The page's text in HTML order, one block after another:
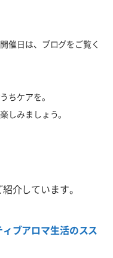
催日は、ブログをご覧く
ちケアを。
しみましょう。
介しています。
ブアロマ生活のスス